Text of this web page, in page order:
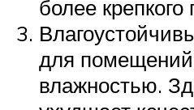
более крепкого
для
влажностью.